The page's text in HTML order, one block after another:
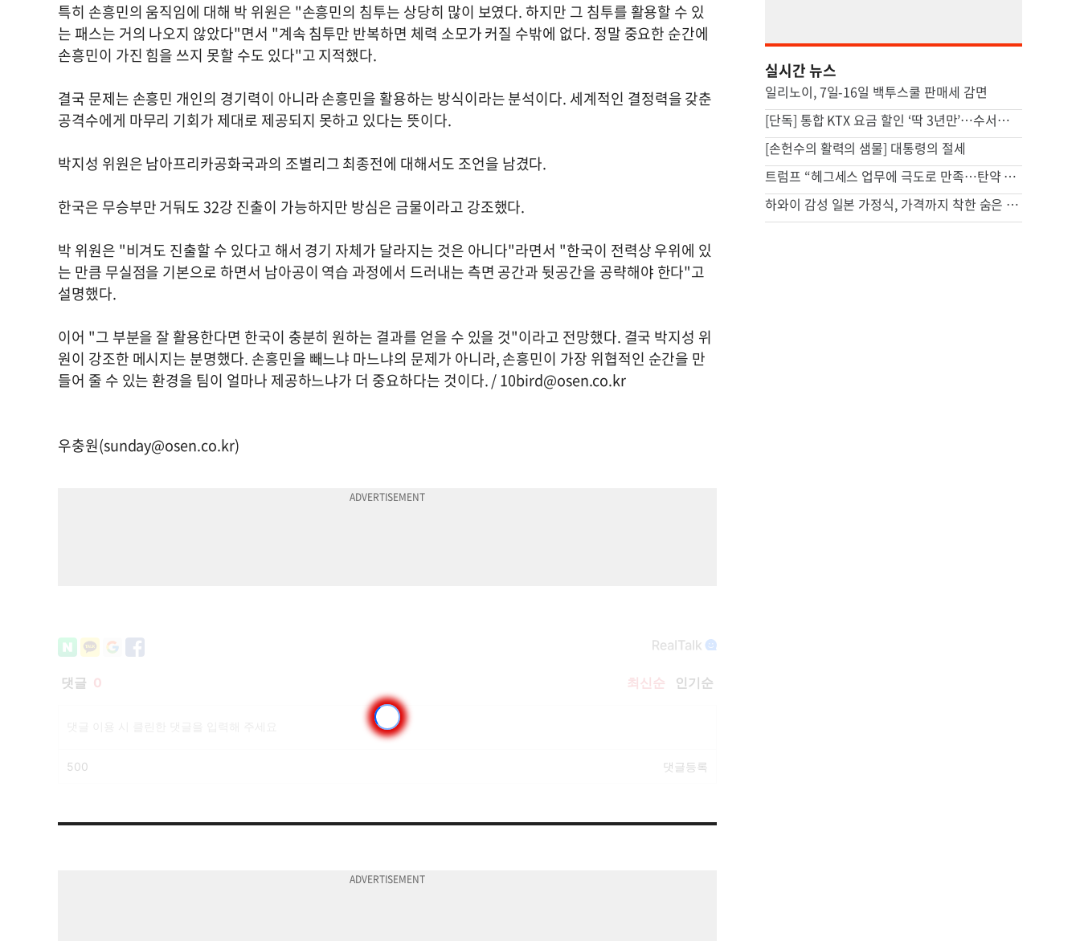
특히 손흥민의 움직임에 대해 박 위원은 "손흥민의 침투는 상당히 많이 보였다. 하지만 그 침투를 활용할 수 있
는 패스는 거의 나오지 않았다"면서 "계속 침투만 반복하면 체력 소모가 커질 수밖에 없다. 정말 중요한 순간에
손흥민이 가진 힘을 쓰지 못할 수도 있다"고 지적했다.
결국 문제는 손흥민 개인의 경기력이 아니라 손흥민을 활용하는 방식이라는 분석이다. 세계적인 결정력을 갖춘
공격수에게 마무리 기회가 제대로 제공되지 못하고 있다는 뜻이다.
박지성 위원은 남아프리카공화국과의 조별리그 최종전에 대해서도 조언을 남겼다.
한국은 무승부만 거둬도 32강 진출이 가능하지만 방심은 금물이라고 강조했다.
박 위원은 "비겨도 진출할 수 있다고 해서 경기 자체가 달라지는 것은 아니다"라면서 "한국이 전력상 우위에 있
는 만큼 무실점을 기본으로 하면서 남아공이 역습 과정에서 드러내는 측면 공간과 뒷공간을 공략해야 한다"고
설명했다.
이어 "그 부분을 잘 활용한다면 한국이 충분히 원하는 결과를 얻을 수 있을 것"이라고 전망했다. 결국 박지성 위
원이 강조한 메시지는 분명했다. 손흥민을 빼느냐 마느냐의 문제가 아니라, 손흥민이 가장 위협적인 순간을 만
들어 줄 수 있는 환경을 팀이 얼마나 제공하느냐가 더 중요하다는 것이다. /10bird@osen.co.kr
우충원(sunday@osen.co.kr)
실시간 뉴스
일리노이, 7일-16일 백투스쿨 판매세 감면
[단독] 통합 KTX 요금 할인 ‘딱 3년만’…수서노선 10% 오른단 말
[손헌수의 활력의 샘물] 대통령의 절세
트럼프 “헤그세스 업무에 극도로 만족…탄약 부족 질책은 가짜뉴스”
하와이 감성 일본 가정식, 가격까지 착한 숨은 맛집 [영상]